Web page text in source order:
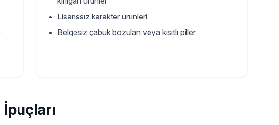
Lisanssız karakter ürünleri
Belgesiz çabuk bozulan veya kısıtlı piller